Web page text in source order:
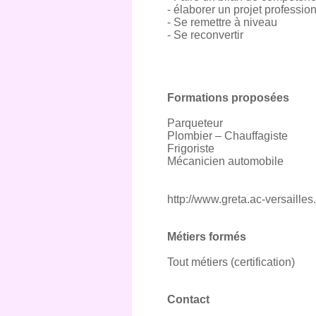
- élaborer un projet
- Se remettre à niveau
- Se reconvertir
Formations proposées
Parqueteur
Plombier – Chauffagiste
Frigoriste
Mécanicien automobile
http://www.greta.ac-
Métiers formés
Tout métiers (certification)
Contact